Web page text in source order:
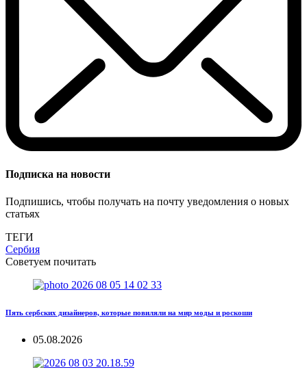
Подписка на новости
Подпишись, чтобы получать на почту уведомления о новых
статьях
ТЕГИ
Сербия
Советуем почитать
Пять сербских дизайнеров, которые повиляли на мир моды и роскоши
05.08.2026